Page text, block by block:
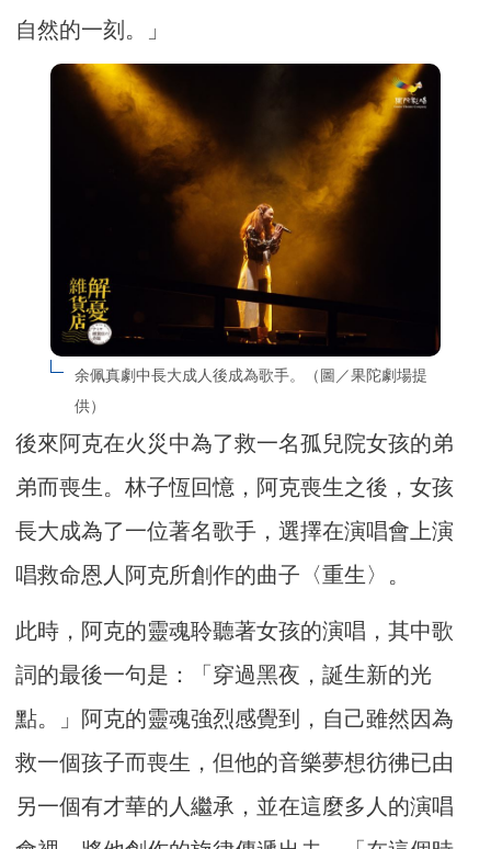
自然的一刻。」
余佩真劇中長大成人後成為歌手。（圖／果陀劇場提
供）
後來阿克在火災中為了救一名孤兒院女孩的弟
弟而喪生。林子恆回憶，阿克喪生之後，女孩
長大成為了一位著名歌手，選擇在演唱會上演
唱救命恩人阿克所創作的曲子〈重生〉。
此時，阿克的靈魂聆聽著女孩的演唱，其中歌
詞的最後一句是：「穿過黑夜，誕生新的光
點。」阿克的靈魂強烈感覺到，自己雖然因為
救一個孩子而喪生，但他的音樂夢想彷彿已由
另一個有才華的人繼承，並在這麼多人的演唱